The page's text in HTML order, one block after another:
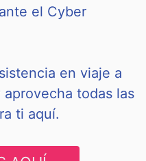
el Cyber
en viaje a
todas las
ti aquí.